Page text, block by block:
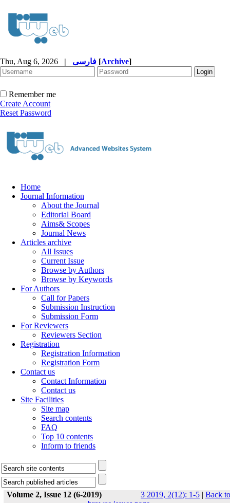
Thu, Aug 6, 2026 | [Archive]
Remember me
Create Account
Reset Password
Home
Journal Information
About the Journal
Editorial Board
Aims& Scopes
Journal News
Articles archive
All Issues
Current Issue
Browse by Authors
Browse by Keywords
For Authors
Call for Papers
Submission Instruction
Submission Form
For Reviewers
Reviewers Section
Registration
Registration Information
Registration Form
Contact us
Contact Information
Contact us
Site Facilities
Site map
Search contents
FAQ
Top 10 contents
Inform to friends
Volume 2, Issue 12 (6-2019) 3 2019, 2(12): 1-5 | Back to